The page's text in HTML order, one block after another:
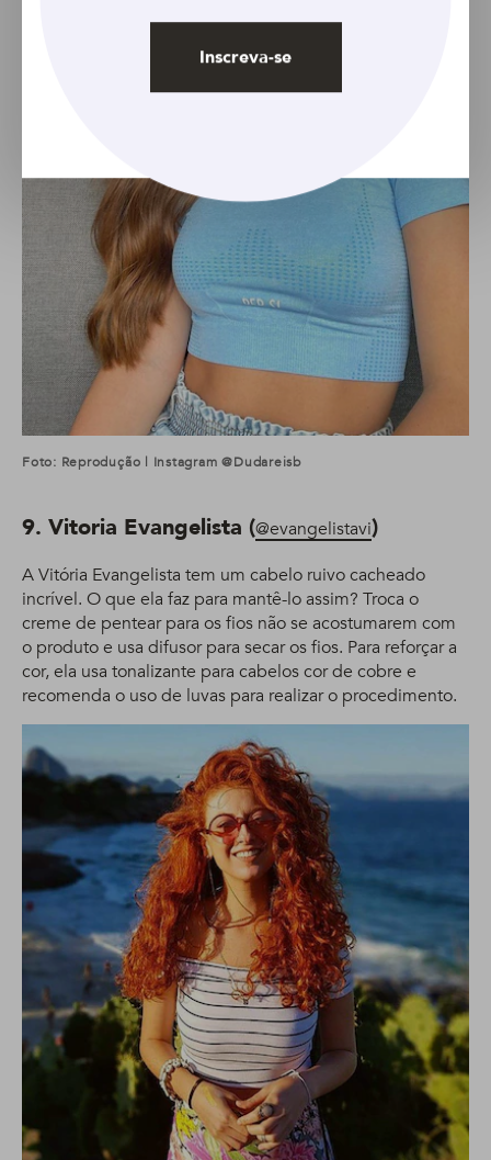
Foto: Reprodução | Instagram @dudareisb
9. Vitoria Evangelista (@evangelistavi)
A Vitória Evangelista tem um cabelo ruivo cacheado
incrível. O que ela faz para mantê-lo assim? Troca o
creme de pentear para os fios não se acostumarem com
o produto e usa difusor para secar os fios. Para reforçar a
cor, ela usa tonalizante para cabelos cor de cobre e
recomenda o uso de luvas para realizar o procedimento.
Inscreva-se